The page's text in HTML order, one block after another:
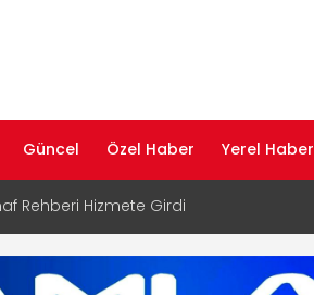
Güncel Özel Haber Yerel Haber
Rehberi Hizmete Girdi
Yayın Hayatına Başladı | Hızlı ve Akıllı